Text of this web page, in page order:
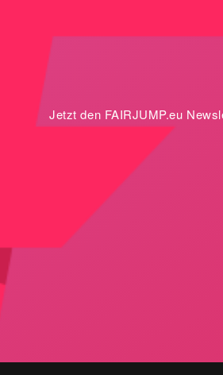
Jetzt den FAIRJUMP.eu